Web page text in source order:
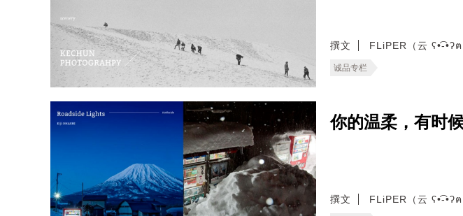
撰文 FLiPER（云 ʕ•͡-•ʔฅ
诚品专栏
你的温柔，有时
撰文 FLiPER（云 ʕ•͡-•ʔฅ